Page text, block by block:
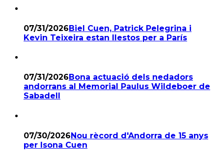
07/31/2026Biel Cuen, Patrick Pelegrina i
Kevin Teixeira estan llestos per a París
07/31/2026 Bona actuació dels nedadors
andorrans al Memorial Paulus Wildeboer de
Sabadell
07/30/2026Nou rècord d'Andorra de 15 anys
per Isona Cuen